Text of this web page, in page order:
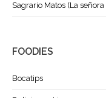
Sagrario Matos (La
FOODIES
Bocatips